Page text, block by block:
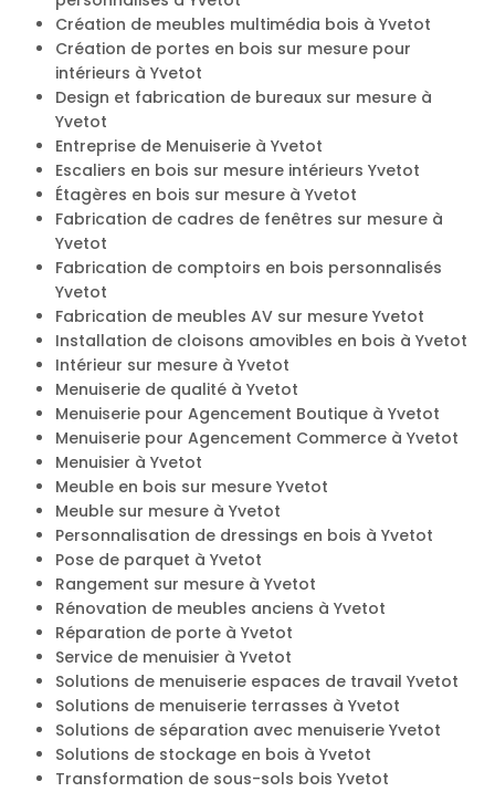
Création de meubles multimédia bois à Yvetot
Création de portes en bois sur mesure pour
intérieurs à Yvetot
Design et fabrication de bureaux sur mesure à
Yvetot
Entreprise de Menuiserie à Yvetot
Escaliers en bois sur mesure intérieurs Yvetot
Étagères en bois sur mesure à Yvetot
Fabrication de cadres de fenêtres sur mesure à
Yvetot
Fabrication de comptoirs en bois personnalisés
Yvetot
Fabrication de meubles AV sur mesure Yvetot
Installation de cloisons amovibles en bois à Yvetot
Intérieur sur mesure à Yvetot
Menuiserie de qualité à Yvetot
Menuiserie pour Agencement Boutique à Yvetot
Menuiserie pour Agencement Commerce à Yvetot
Menuisier à Yvetot
Meuble en bois sur mesure Yvetot
Meuble sur mesure à Yvetot
Personnalisation de dressings en bois à Yvetot
Pose de parquet à Yvetot
Rangement sur mesure à Yvetot
Rénovation de meubles anciens à Yvetot
Réparation de porte à Yvetot
Service de menuisier à Yvetot
Solutions de menuiserie espaces de travail Yvetot
Solutions de menuiserie terrasses à Yvetot
Solutions de séparation avec menuiserie Yvetot
Solutions de stockage en bois à Yvetot
Transformation de sous-sols bois Yvetot